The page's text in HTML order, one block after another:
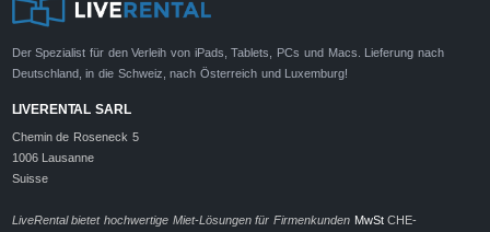
Der Spezialist für den Verleih von iPads, Tablets, PCs und Macs. Lieferung nach
Deutschland, in die Schweiz, nach Österreich und Luxemburg!
LIVERENTAL SARL
Chemin de Roseneck 5
1006 Lausanne
Suisse
LiveRental bietet hochwertige Miet-Lösungen für Firmenkunden MwStCHE-